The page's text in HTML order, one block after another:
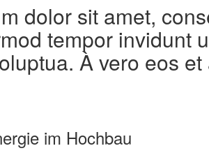
dolor sit amet,
tempor invidunt
À vero eos
im Hochbau